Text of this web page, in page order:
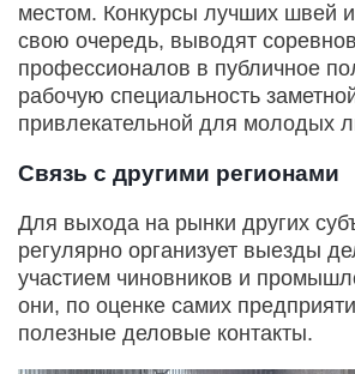
местом. Конкурсы лучших швей
свою очередь, выводят
профессионалов в публичное
рабочую специальность
привлекательной для молодых
Связь с другими регионами
Для выхода на рынки других
регулярно организует выезды
участием чиновников и
они, по оценке самих
полезные деловые контакты.